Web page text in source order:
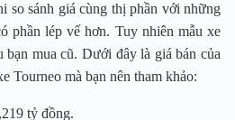
so sánh giá cùng thị phần với những
phần lép vế hơn. Tuy nhiên mẫu xe
bạn mua cũ. Dưới đây là giá bán của
Tourneo mà bạn nên tham khảo:
tỷ đồng.